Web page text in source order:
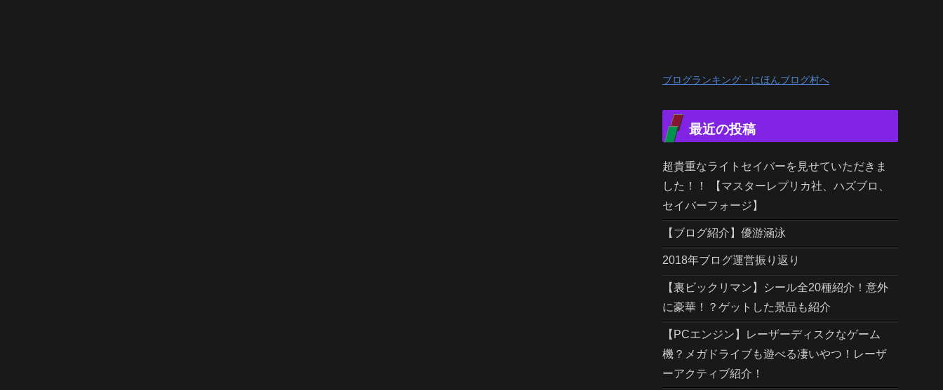
ブログランキング・にほんブログ村へ
最近の投稿
超貴重なライトセイバーを見せていただきま
した！！ 【マスターレプリカ社、ハズブロ、
セイバーフォージ】
【ブログ紹介】優游涵泳
2018年ブログ運営振り返り
【裏ビックリマン】シール全20種紹介！意外
に豪華！？ゲットした景品も紹介
【PCエンジン】レーザーディスクなゲーム
機？メガドライブも遊べる凄いやつ！レーザ
ーアクティブ紹介！